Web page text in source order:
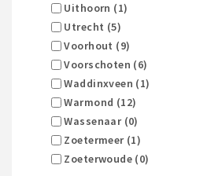
Uithoorn (1)
Utrecht (5)
Voorhout (9)
Voorschoten (6)
Waddinxveen (1)
Warmond (12)
Wassenaar (0)
Zoetermeer (1)
Zoeterwoude (0)